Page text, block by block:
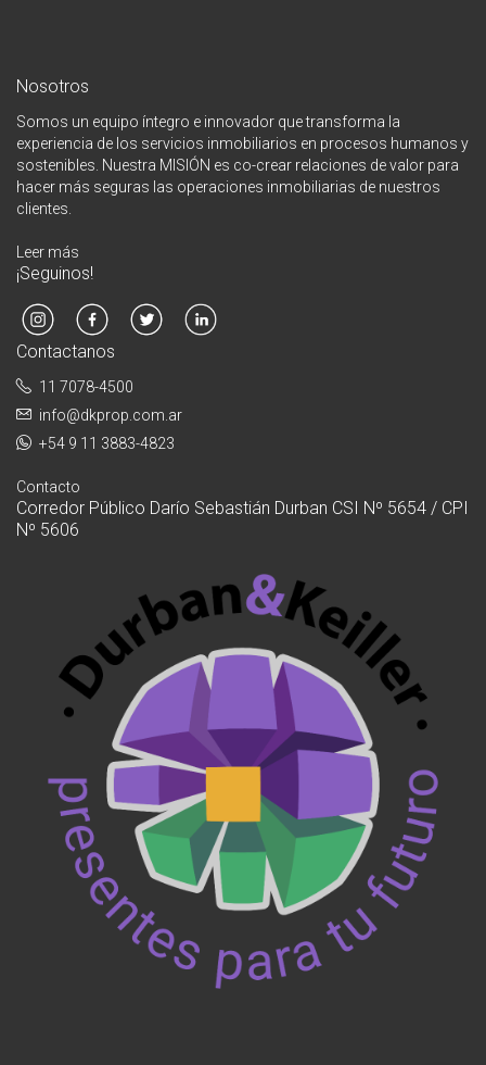
Nosotros
Somos un equipo íntegro e innovador que transforma la
experiencia de los servicios inmobiliarios en procesos humanos y
sostenibles. Nuestra MISIÓN es co-crear relaciones de valor para
hacer más seguras las operaciones inmobiliarias de nuestros
clientes.
Leer más
¡Seguinos!
Contactanos
11 7078-4500
info@dkprop.com.ar
+54 9 11 3883-4823
Contacto
Corredor Público Darío Sebastián Durban CSI Nº 5654 / CPI
Nº 5606